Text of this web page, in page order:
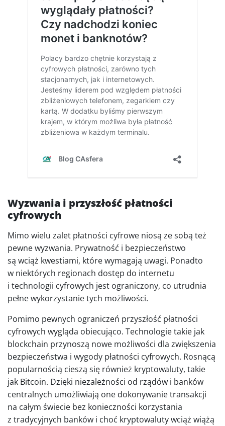
Wyzwania i przyszłość płatności
cyfrowych
Mimo wielu zalet płatności cyfrowe niosą ze sobą też
pewne wyzwania. Prywatność i bezpieczeństwo
są wciąż kwestiami, które wymagają uwagi. Ponadto
w niektórych regionach dostęp do internetu
i technologii cyfrowych jest ograniczony, co utrudnia
pełne wykorzystanie tych możliwości.
Pomimo pewnych ograniczeń przyszłość płatności
cyfrowych wygląda obiecująco. Technologie takie jak
blockchain przynoszą nowe możliwości dla zwiększenia
bezpieczeństwa i wygody płatności cyfrowych. Rosnącą
popularnością cieszą się również kryptowaluty, takie
jak Bitcoin. Dzięki niezależności od rządów i banków
centralnych umożliwiają one dokonywanie transakcji
na całym świecie bez konieczności korzystania
z tradycyjnych banków i choć kryptowaluty wciąż wiążą